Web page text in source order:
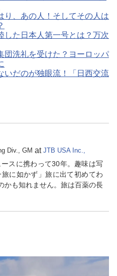
り、あの人！そしてその人は
した日本人第一号とは？万次
団洗礼を受けた？ヨーロッパ
いだのが独眼流！「日西交流
Div., GM at JTB USA Inc.,
スに携わって30年。趣味は写
に如かず」旅に出て初めてわ
かも知れません。旅は百薬の長